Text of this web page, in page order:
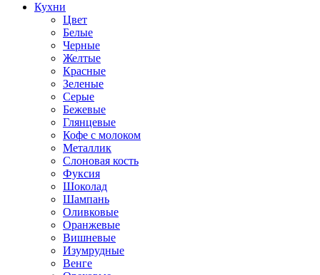
Кухни
Цвет
Белые
Черные
Желтые
Красные
Зеленые
Серые
Бежевые
Глянцевые
Кофе с молоком
Металлик
Слоновая кость
Фуксия
Шоколад
Шампань
Оливковые
Оранжевые
Вишневые
Изумрудные
Венге